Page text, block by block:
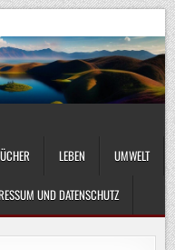
LEBEN UMWELT
UND DATENSCHUTZ